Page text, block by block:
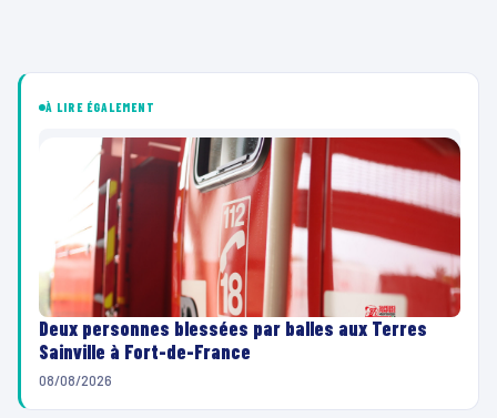
À LIRE ÉGALEMENT
Deux personnes blessées par balles aux Terres
Sainville à Fort-de-France
08/08/2026